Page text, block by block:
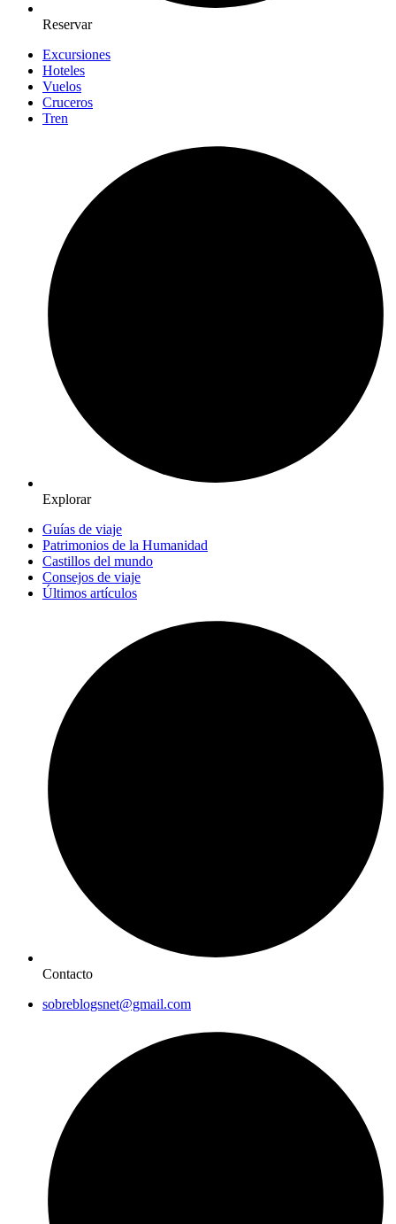
Reservar
Excursiones
Hoteles
Vuelos
Cruceros
Tren
Explorar
Guías de viaje
Patrimonios de la Humanidad
Castillos del mundo
Consejos de viaje
Últimos artículos
Contacto
sobreblogsnet@gmail.com